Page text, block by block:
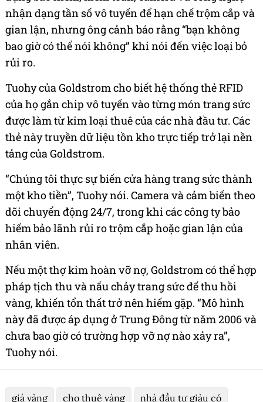
nhận dạng tần số vô tuyến để hạn chế trộm cắp và
gian lận, nhưng ông cảnh báo rằng “bạn không
bao giờ có thể nói không” khi nói đến việc loại bỏ
rủi ro.
Tuohy của Goldstrom cho biết hệ thống thẻ RFID
của họ gắn chip vô tuyến vào từng món trang sức
được làm từ kim loại thuê của các nhà đầu tư. Các
thẻ này truyền dữ liệu tồn kho trực tiếp trở lại nền
tảng của Goldstrom.
“Chúng tôi thực sự biến cửa hàng trang sức thành
một kho tiền”, Tuohy nói. Camera và cảm biến theo
dõi chuyển động 24/7, trong khi các công ty bảo
hiểm bảo lãnh rủi ro trộm cắp hoặc gian lận của
nhân viên.
Nếu một thợ kim hoàn vỡ nợ, Goldstrom có ​​thể hợp
pháp tịch thu và nấu chảy trang sức để thu hồi
vàng, khiến tổn thất trở nên hiếm gặp. “Mô hình
này đã được áp dụng ở Trung Đông từ năm 2006 và
chưa bao giờ có trường hợp vỡ nợ nào xảy ra”,
Tuohy nói.
giá vàng cho thuê vàng nhà đầu tư giàu có